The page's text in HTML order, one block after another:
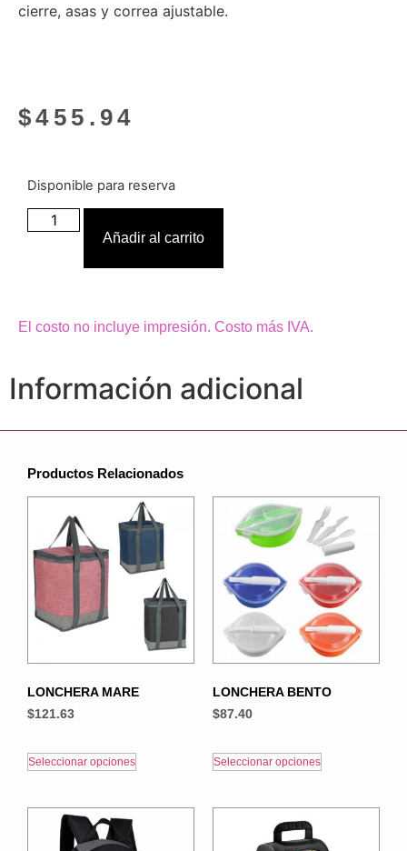
cierre, asas y correa ajustable.
$455.94
Disponible para reserva
Añadir al carrito
El costo no incluye impresión. Costo más IVA.
Información adicional
Productos Relacionados
LONCHERA MARE
$121.63
Seleccionar opciones
LONCHERA BENTO
$87.40
Seleccionar opciones